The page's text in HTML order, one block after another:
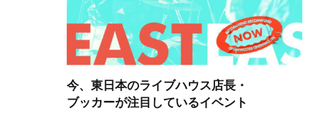
今、東日本のライブハウス店長・
ブッカーが注目しているイベント